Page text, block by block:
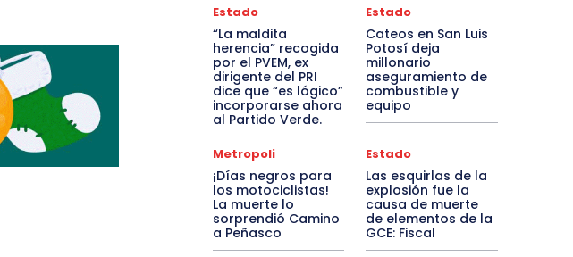
Estado
“La maldita
herencia” recogida
por el PVEM, ex
dirigente del PRI
dice que “es lógico”
incorporarse ahora
al Partido Verde.
Estado
Cateos en San Luis
Potosí deja
millonario
aseguramiento de
combustible y
equipo
Metropoli
¡Días negros para
los motociclistas!
La muerte lo
sorprendió Camino
a Peñasco
Estado
Las esquirlas de la
explosión fue la
causa de muerte
de elementos de la
GCE: Fiscal